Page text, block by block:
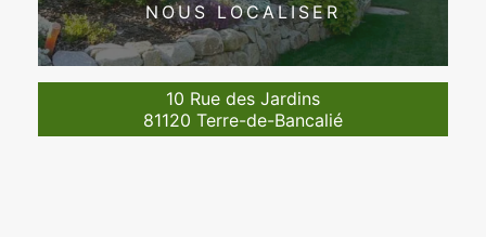
NOUS LOCALISER
10 Rue des Jardins
81120 Terre-de-Bancalié